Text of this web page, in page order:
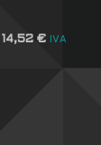
14,52€ IVA